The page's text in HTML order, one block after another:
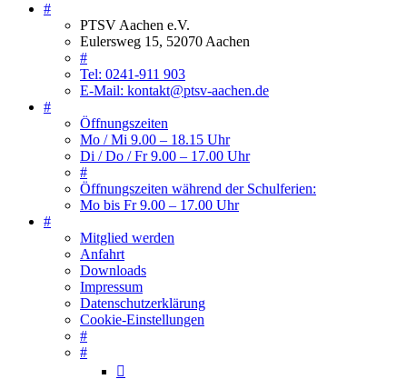
#
PTSV Aachen e.V.
Eulersweg 15, 52070 Aachen
#
Tel: 0241-911 903
E-Mail: kontakt@ptsv-aachen.de
#
Öffnungszeiten
Mo / Mi 9.00 – 18.15 Uhr
Di / Do / Fr 9.00 – 17.00 Uhr
#
Öffnungszeiten während der Schulferien:
Mo bis Fr 9.00 – 17.00 Uhr
#
Mitglied werden
Anfahrt
Downloads
Impressum
Datenschutzerklärung
Cookie-Einstellungen
#
#
